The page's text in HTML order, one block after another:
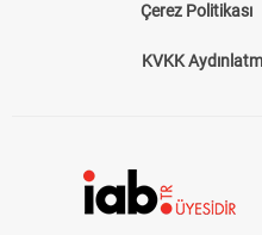
Çerez Politikası
KVKK